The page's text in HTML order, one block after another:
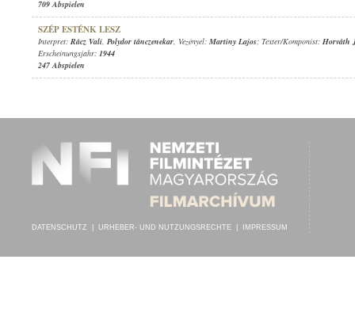
709 Abspielen
SZÉP ESTÉNK LESZ
Interpret: Rácz Vali, Polydor tánczenekar, Vezényel: Martiny Lajos; Texter/Komponist: Horváth
Erscheinungsjahr: 1944
247 Abspielen
DATENSCHUTZ URHEBER- UND NUTZUNGSRECHTE IMPRESSUM